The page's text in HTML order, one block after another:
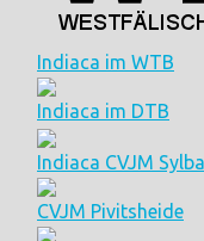
Indiaca im WTB
Indiaca im DTB
Indiaca CVJM
CVJM Pivitsheide